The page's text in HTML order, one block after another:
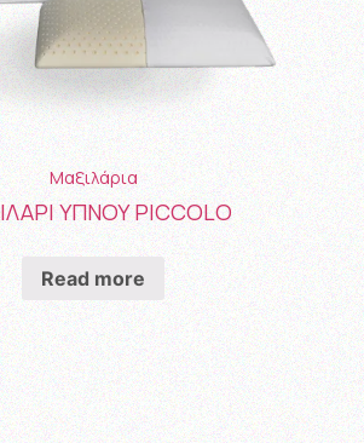
Μαξιλάρια
ΥΠΝΟΥ PICCOLO
Read more